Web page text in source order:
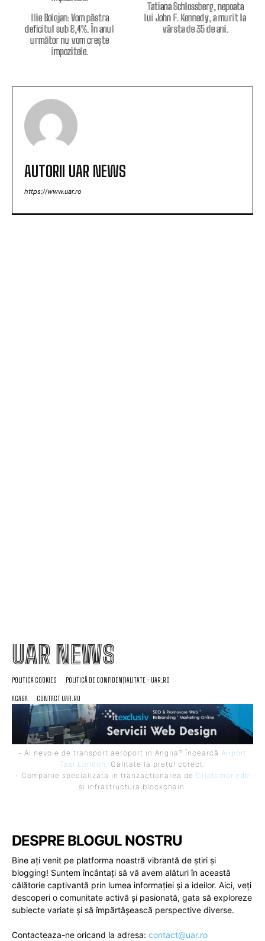
Ilie Bolojan: Vom păstra
deficitul sub 8,4%. În anul
următor nu vom crește
impozitele.
Tatiana Schlossberg, nepoata
lui John F. Kennedy, a murit la
vârsta de 35 de ani.
AUTORII UAR NEWS
https://www.uar.ro
UAR NEWS
POLITICA COOKIES POLITICĂ DE CONFIDENȚIALITATE – UAR.RO
ACASA CONTACT UAR.RO
- Ai nevoie de transport aeroport in Anglia? Încearcă Airport
Taxi London
. Calitate la prețul corect.
- Companie specializata in tranzactionarea de Criptomonede
si infrastructura blockchain.
DESPRE BLOGUL NOSTRU
Bine ați venit pe platforma noastră vibrantă de știri și
blogging! Suntem încântați să vă avem alături în această
călătorie captivantă prin lumea informației și a ideilor. Aici, veți
descoperi o comunitate activă și pasionată, gata să exploreze
subiecte variate și să împărtășească perspective diverse.
Contacteaza-ne oricand la adresa: contact@uar.ro